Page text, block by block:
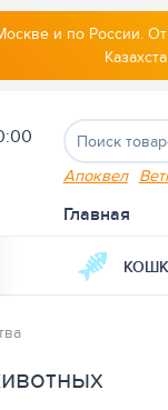
и по России.
Апоквел
Главная